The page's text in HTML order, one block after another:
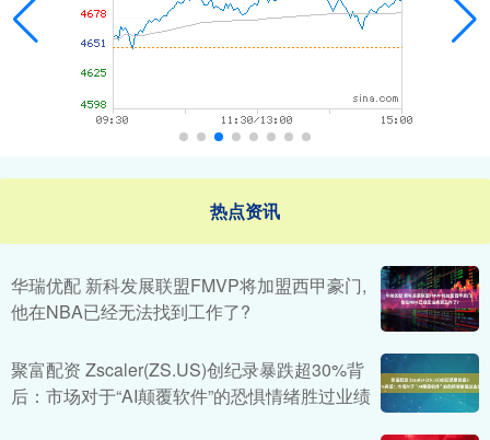
热点资讯
华瑞优配 新科发展联盟FMVP将加盟西甲豪门,
他在NBA已经无法找到工作了?
聚富配资 Zscaler(ZS.US)创纪录暴跌超30%背
后：市场对于“AI颠覆软件”的恐惧情绪胜过业绩